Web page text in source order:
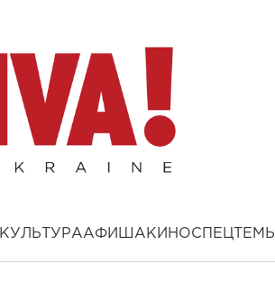
КУЛЬТУРААФИША КИНОСПЕЦТЕМЫ